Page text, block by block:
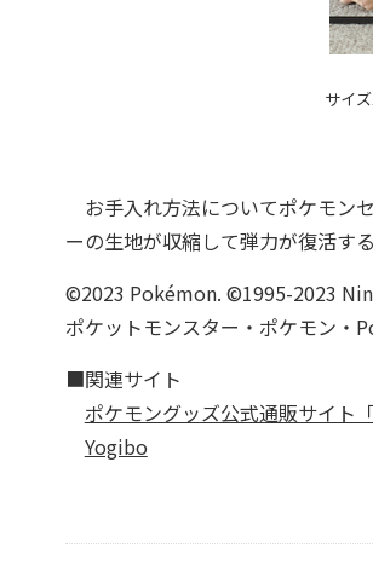
サイ
お手入れ方法についてポケモン
ーの生地が収縮して弾力が復活す
©2023 Pokémon. ©1995-2023
ポケットモンスター・ポケモン・
■関連サイト
ポケモングッズ公式通販サイト
Yogibo